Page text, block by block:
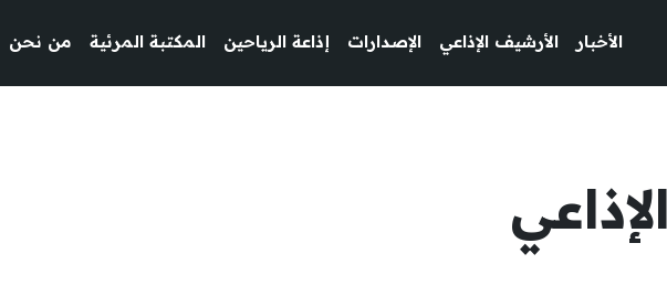
الأخبار الأرشيف الإذاعي الإصدارات إذاعة الرياحين المكتبة المرئية من نحن
الإذاعي